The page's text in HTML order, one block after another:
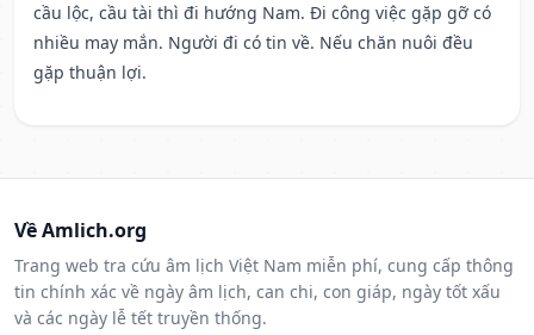
cầu lộc, cầu tài thì đi hướng Nam. Đi công việc gặp gỡ có
nhiều may mắn. Người đi có tin về. Nếu chăn nuôi đều
gặp thuận lợi.
Về Amlich.org
Trang web tra cứu âm lịch Việt Nam miễn phí, cung cấp thông
tin chính xác về ngày âm lịch, can chi, con giáp, ngày tốt xấu
và các ngày lễ tết truyền thống.